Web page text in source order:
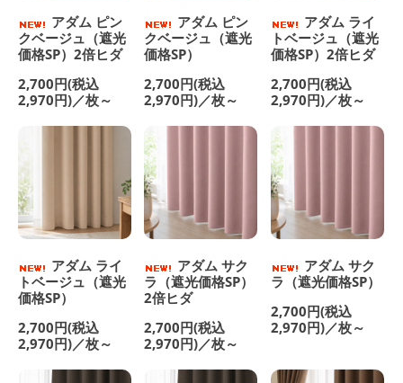
アダム ピン
クベージュ（遮光
価格SP）2倍ヒダ
2,700円(税込
2,970円)／枚～
アダム ピン
クベージュ（遮光
価格SP）
2,700円(税込
2,970円)／枚～
アダム ライ
トベージュ（遮光
価格SP）2倍ヒダ
2,700円(税込
2,970円)／枚～
アダム ライ
トベージュ（遮光
価格SP）
2,700円(税込
2,970円)／枚～
アダム サク
ラ（遮光価格SP）
2倍ヒダ
2,700円(税込
2,970円)／枚～
アダム サク
ラ（遮光価格SP）
2,700円(税込
2,970円)／枚～